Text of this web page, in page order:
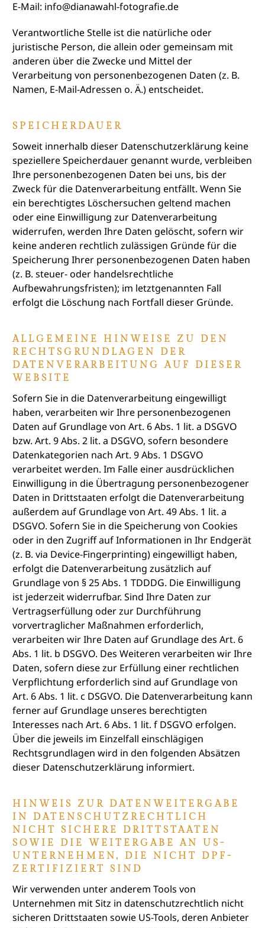
E-Mail: info@dianawahl-fotografie.de
Verantwortliche Stelle ist die natürliche oder
juristische Person, die allein oder gemeinsam mit
anderen über die Zwecke und Mittel der
Verarbeitung von personenbezogenen Daten (z. B.
Namen, E-Mail-Adressen o. Ä.) entscheidet.
SPEICHERDAUER
Soweit innerhalb dieser Datenschutzerklärung keine
speziellere Speicherdauer genannt wurde, verbleiben
Ihre personenbezogenen Daten bei uns, bis der
Zweck für die Datenverarbeitung entfällt. Wenn Sie
ein berechtigtes Löschersuchen geltend machen
oder eine Einwilligung zur Datenverarbeitung
widerrufen, werden Ihre Daten gelöscht, sofern wir
keine anderen rechtlich zulässigen Gründe für die
Speicherung Ihrer personenbezogenen Daten haben
(z. B. steuer- oder handelsrechtliche
Aufbewahrungsfristen); im letztgenannten Fall
erfolgt die Löschung nach Fortfall dieser Gründe.
ALLGEMEINE HINWEISE ZU DEN
RECHTSGRUNDLAGEN DER
DATENVERARBEITUNG AUF DIESER
WEBSITE
Sofern Sie in die Datenverarbeitung eingewilligt
haben, verarbeiten wir Ihre personenbezogenen
Daten auf Grundlage von Art. 6 Abs. 1 lit. a DSGVO
bzw. Art. 9 Abs. 2 lit. a DSGVO, sofern besondere
Datenkategorien nach Art. 9 Abs. 1 DSGVO
verarbeitet werden. Im Falle einer ausdrücklichen
Einwilligung in die Übertragung personenbezogener
Daten in Drittstaaten erfolgt die Datenverarbeitung
außerdem auf Grundlage von Art. 49 Abs. 1 lit. a
DSGVO. Sofern Sie in die Speicherung von Cookies
oder in den Zugriff auf Informationen in Ihr Endgerät
(z. B. via Device-Fingerprinting) eingewilligt haben,
erfolgt die Datenverarbeitung zusätzlich auf
Grundlage von § 25 Abs. 1 TDDDG. Die Einwilligung
ist jederzeit widerrufbar. Sind Ihre Daten zur
Vertragserfüllung oder zur Durchführung
vorvertraglicher Maßnahmen erforderlich,
verarbeiten wir Ihre Daten auf Grundlage des Art. 6
Abs. 1 lit. b DSGVO. Des Weiteren verarbeiten wir Ihre
Daten, sofern diese zur Erfüllung einer rechtlichen
Verpflichtung erforderlich sind auf Grundlage von
Art. 6 Abs. 1 lit. c DSGVO. Die Datenverarbeitung kann
ferner auf Grundlage unseres berechtigten
Interesses nach Art. 6 Abs. 1 lit. f DSGVO erfolgen.
Über die jeweils im Einzelfall einschlägigen
Rechtsgrundlagen wird in den folgenden Absätzen
dieser Datenschutzerklärung informiert.
HINWEIS ZUR DATENWEITERGABE
IN DATENSCHUTZRECHTLICH
NICHT SICHERE DRITTSTAATEN
SOWIE DIE WEITERGABE AN US-
UNTERNEHMEN, DIE NICHT DPF-
ZERTIFIZIERT SIND
Wir verwenden unter anderem Tools von
Unternehmen mit Sitz in datenschutzrechtlich nicht
sicheren Drittstaaten sowie US-Tools, deren Anbieter